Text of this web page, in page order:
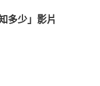
多少」影片